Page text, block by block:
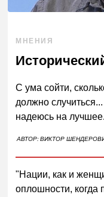
МНЕНИЯ
С ума сойти,
должно
надеюсь на лучшее.
АВТОР:ВИКТОР
"Нации, как и
оплошности, когда